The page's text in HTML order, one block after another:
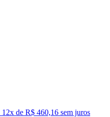
12x de R$ 460,16 sem juros